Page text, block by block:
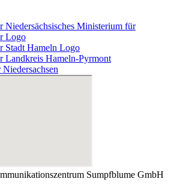
Sumpfblume GmbH